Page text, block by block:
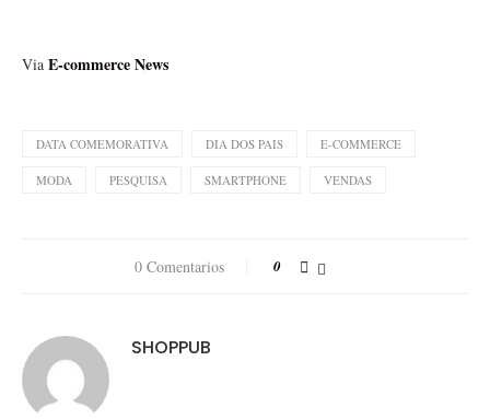
Via E-commerce News
DATA COMEMORATIVA DIA DOS PAIS E-COMMERCE
MODA PESQUISA SMARTPHONE VENDAS
0 Comentarios 0
SHOPPUB